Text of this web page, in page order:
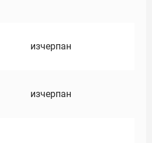
изчерпан
изчерпан